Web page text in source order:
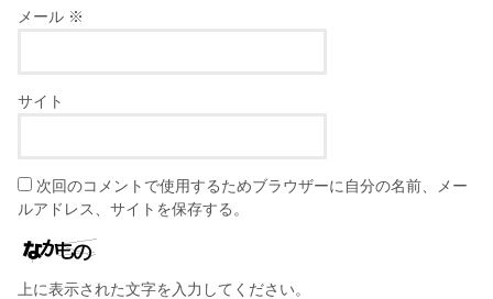
メール ※
サイト
次回のコメントで使用するためブラウザーに自分の名前、メー
ルアドレス、サイトを保存する。
上に表示された文字を入力してください。